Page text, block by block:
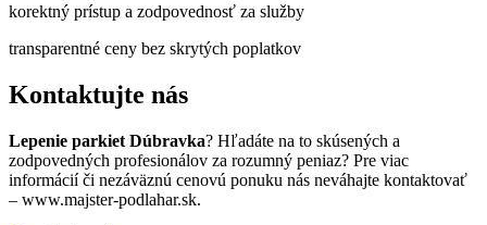
korektný prístup a zodpovednosť za služby
transparentné ceny bez skrytých poplatkov
Kontaktujte nás
Lepenie parkiet Dúbravka? Hľadáte na to skúsených a
zodpovedných profesionálov za rozumný peniaz? Pre viac
informácií či nezáväznú cenovú ponuku nás neváhajte kontaktovať
– www.majster-podlahar.sk.